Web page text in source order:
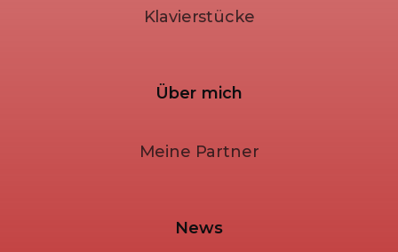
Klavierstücke
Über mich
Meine Partner
News